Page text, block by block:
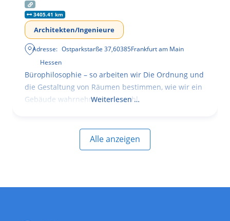
3405.41 km
Architekten/Ingenieure
Adresse: Ostparkstarße 37,60385Frankfurt am Main
Hessen
Bürophilosophie – so arbeiten wir Die Ordnung und
die Gestaltung von Räumen bestimmen, wie wir ein
Gebäude wahrnehmen, wie wohl
Weiterlesen …
Alle anzeigen